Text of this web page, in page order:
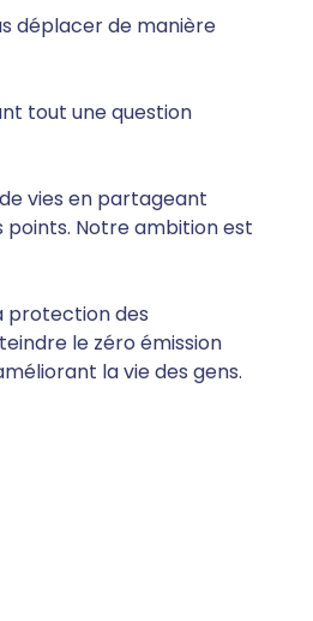
déplacer de manière
tout une question
vies en partageant
Notre ambition est
protection des
le zéro émission
la vie des gens.